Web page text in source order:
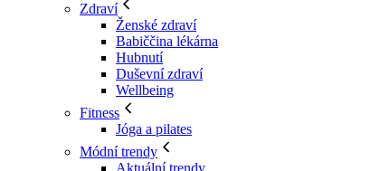
Zdraví
Ženské zdraví
Babiččina lékárna
Hubnutí
Duševní zdraví
Wellbeing
Fitness
Jóga a pilates
Módní trendy
Aktuální trendy